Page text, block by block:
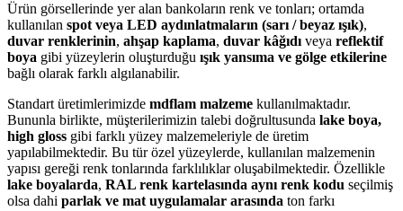
Ürün görsellerinde yer alan bankoların renk ve tonları; ortamda
kullanılan spot veya LED aydınlatmaların (sarı / beyaz ışık),
duvar renklerinin, ahşap kaplama, duvar kâğıdı veya reflektif
boya gibi yüzeylerin oluşturduğu ışık yansıma ve gölge etkilerine
bağlı olarak farklı algılanabilir.
Standart üretimlerimizde mdflam malzeme kullanılmaktadır.
Bununla birlikte, müşterilerimizin talebi doğrultusunda lake boya,
high gloss gibi farklı yüzey malzemeleriyle de üretim
yapılabilmektedir. Bu tür özel yüzeylerde, kullanılan malzemenin
yapısı gereği renk tonlarında farklılıklar oluşabilmektedir. Özellikle
lake boyalarda, RAL renk kartelasında aynı renk kodu seçilmiş
olsa dahi parlak ve mat uygulamalar arasında ton farkı